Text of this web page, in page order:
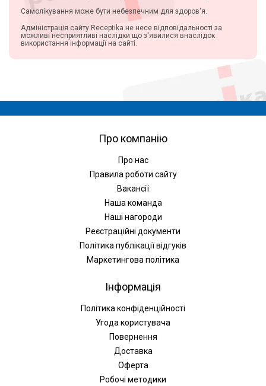
Самолікування може бути небезпечним для здоров'я.
Адміністрація сайту Receptika не несе відповідальності за
можливі несприятливі наслідки що з'явилися внаслідок
використання інформації на сайті.
Про компанію
Про нас
Правила роботи сайту
Вакансії
Наша команда
Наші нагороди
Реєстраційні документи
Політика публікації відгуків
Маркетингова політика
Інформація
Політика конфіденційності
Угода користувача
Повернення
Доставка
Оферта
Робочі методики